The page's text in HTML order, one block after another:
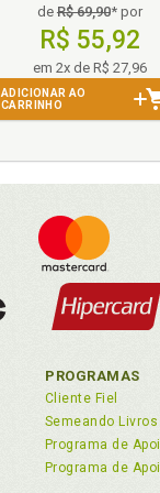
de R$ 69,90* por
R$ 55,92
em 2x de R$ 27,96
ADICIONAR AO
CARRINHO
PROGRAMAS
Cliente Fiel
Semeando Livros
Programa de
Programa de